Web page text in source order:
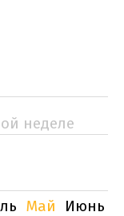
неделе
Май
Июнь